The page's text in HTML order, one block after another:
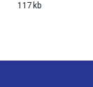
117kb